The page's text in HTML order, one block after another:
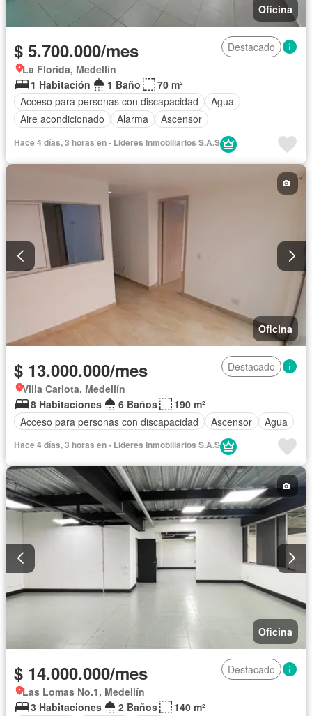
Oficina
$ 5.700.000/mes
Destacado
La Florida, Medellín
1 Habitación
1 Baño
70 m²
Acceso para personas con discapacidad
Agua
Aire acondicionado
Alarma Ascensor
Hace 4 días, 3 horas en - Lideres Inmobiliarios S.A.S
Oficina
$ 13.000.000/mes
Destacado
Villa Carlota, Medellín
8 Habitaciones
6 Baños
190 m²
Acceso para personas con discapacidad
Ascensor Agua
Hace 4 días, 3 horas en - Lideres Inmobiliarios S.A.S
Oficina
$ 14.000.000/mes
Destacado
Las Lomas No.1, Medellín
3 Habitaciones
2 Baños
140 m²